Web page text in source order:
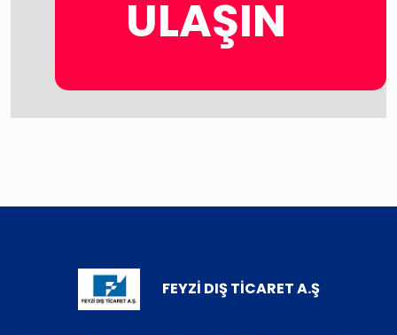
ULAŞIN
FEYZİ DIŞ TİCARET A.Ş